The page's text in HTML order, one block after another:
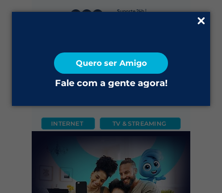
Quero ser Amigo
Fale com a gente agora!
Suporte 24h |
2ª via do Boleto
INTERNET TV & STREAMING